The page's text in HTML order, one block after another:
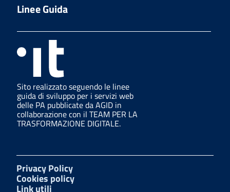
Linee Guida
Sito realizzato seguendo le linee
guida di sviluppo per i servizi web
delle PA pubblicate da AGID in
collaborazione con il TEAM PER LA
TRASFORMAZIONE DIGITALE.
Privacy Policy
Cookies policy
Link utili